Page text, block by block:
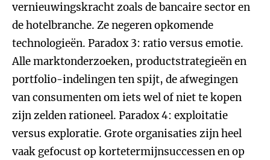
vernieuwingskracht zoals de bancaire sector en
de hotelbranche. Ze negeren opkomende
technologieën. Paradox 3: ratio versus emotie.
Alle marktonderzoeken, productstrategieën en
portfolio-indelingen ten spijt, de afwegingen
van consumenten om iets wel of niet te kopen
zijn zelden rationeel. Paradox 4: exploitatie
versus exploratie. Grote organisaties zijn heel
vaak gefocust op kortetermijnsuccessen en op